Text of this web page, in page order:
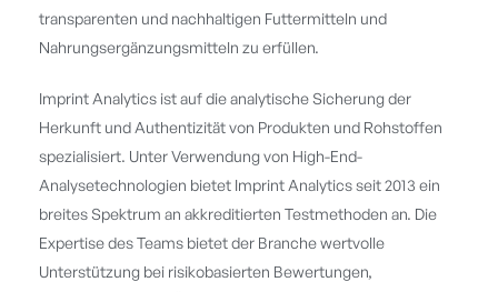
transparenten und nachhaltigen Futtermitteln und
Nahrungsergänzungsmitteln zu erfüllen.
Imprint Analytics ist auf die analytische Sicherung der
Herkunft und Authentizität von Produkten und Rohstoffen
spezialisiert. Unter Verwendung von High-End-
Analysetechnologien bietet Imprint Analytics seit 2013 ein
breites Spektrum an akkreditierten Testmethoden an. Die
Expertise des Teams bietet der Branche wertvolle
Unterstützung bei risikobasierten Bewertungen,